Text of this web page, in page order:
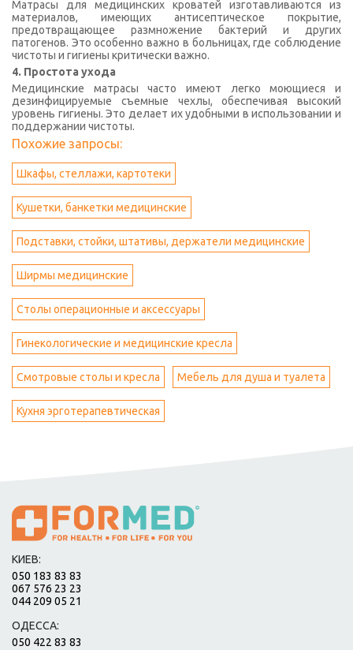
Матрасы для медицинских кроватей изготавливаются из
материалов, имеющих антисептическое покрытие,
предотвращающее размножение бактерий и других
патогенов. Это особенно важно в больницах, где соблюдение
чистоты и гигиены критически важно.
4. Простота ухода
Медицинские матрасы часто имеют легко моющиеся и
дезинфицируемые съемные чехлы, обеспечивая высокий
уровень гигиены. Это делает их удобными в использовании и
поддержании чистоты.
Похожие запросы:
Шкафы, стеллажи, картотеки
Кушетки, банкетки медицинские
Подставки, стойки, штативы, держатели медицинские
Ширмы медицинские
Столы операционные и аксессуары
Гинекологические и медицинские кресла
Смотровые столы и кресла Мебель для душа и туалета
Кухня эрготерапевтическая
КИЕВ:
050 183 83 83
067 576 23 23
044 209 05 21
ОДЕССА:
050 422 83 83